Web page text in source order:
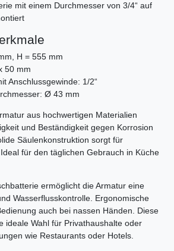
mit einem Durchmesser von 3/4“ auf
H = 555 mm
50 mm
Anschlussgewinde: 1/2“
Ø 43 mm
aus hochwertigen Materialien
und Beständigkeit gegen Korrosion
Säulenkonstruktion sorgt für
für den täglichen Gebrauch in Küche
ermöglicht die Armatur eine
Wasserflusskontrolle. Ergonomische
auch bei nassen Händen. Diese
ideale Wahl für Privathaushalte oder
wie Restaurants oder Hotels.